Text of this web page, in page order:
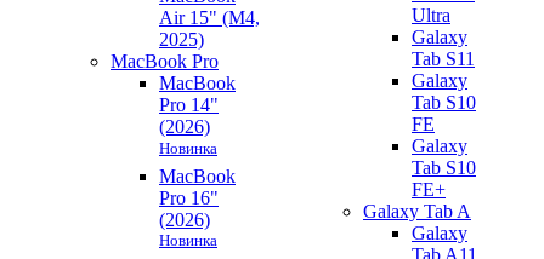
Air 15" (M4,
2025)
MacBook Pro
MacBook
Pro 14"
(2026)
Новинка
MacBook
Pro 16"
(2026)
Новинка
Ultra
Galaxy
Tab S11
Galaxy
Tab S10
FE
Galaxy
Tab S10
FE+
Galaxy Tab A
Galaxy
Tab A11